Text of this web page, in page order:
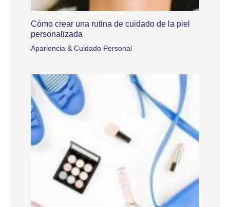
Cómo crear una rutina de cuidado de la piel
personalizada
Apariencia & Cuidado Personal